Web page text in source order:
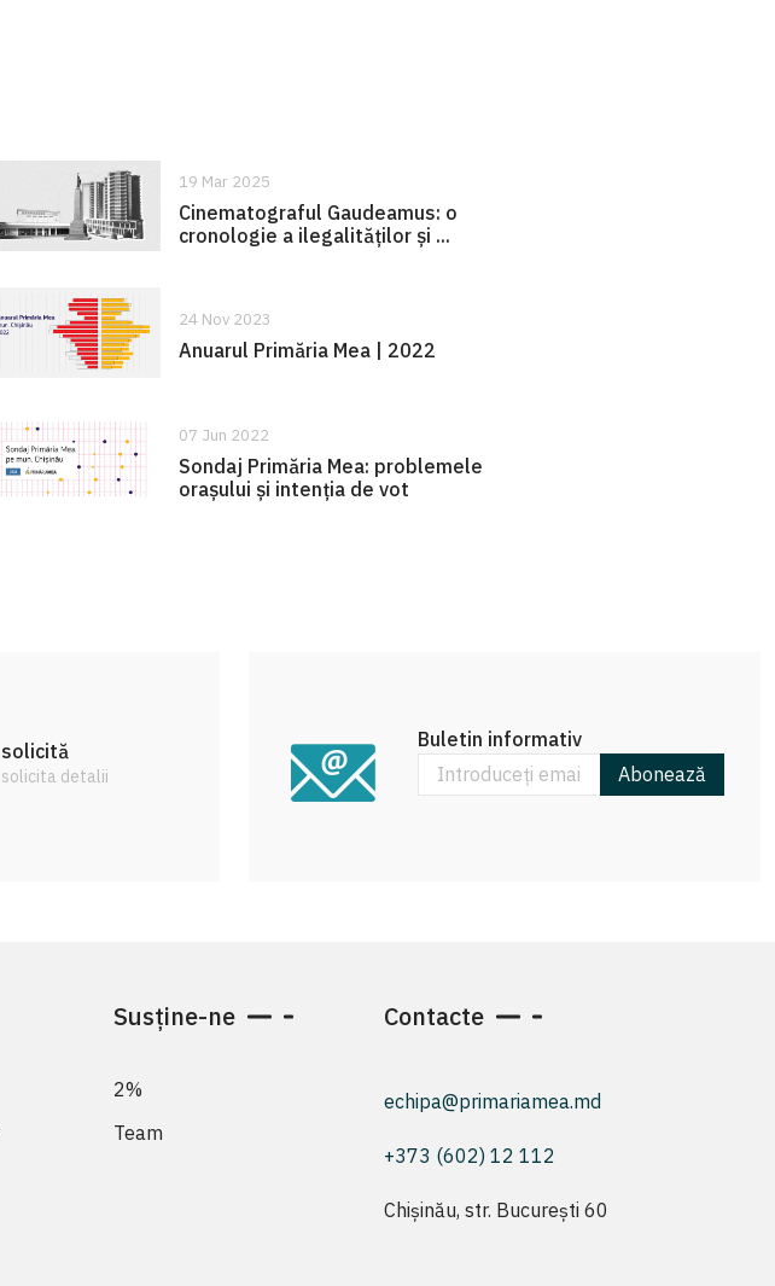
19 Mar 2025
Cinematograful Gaudeamus: o
cronologie a ilegalităților și ...
24 Nov 2023
Anuarul Primăria Mea | 2022
07 Jun 2022
Sondaj Primăria Mea: problemele
orașului și intenția de vot
solicită
solicita detalii
Buletin informativ
Abonează
Susține-ne
2%
Team
Contacte
echipa@primariamea.md
+373 (602) 12 112
Chișinău, str. București 60